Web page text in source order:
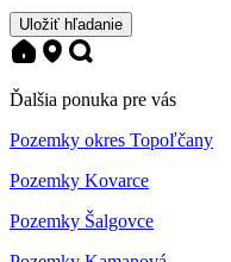
Uložiť hľadanie
Ďalšia ponuka pre vás
Pozemky okres Topoľčany
Pozemky Kovarce
Pozemky Šalgovce